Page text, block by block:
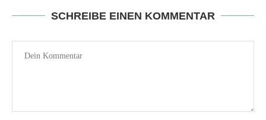
SCHREIBE EINEN KOMMENTAR